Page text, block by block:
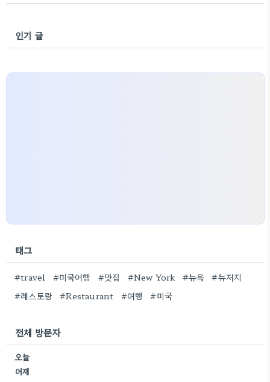
인기 글
태그
#travel #미국여행 #맛집 #New York #뉴욕
#뉴저지
#레스토랑
#Restaurant #여행 #미국
전체 방문자
오늘
어제